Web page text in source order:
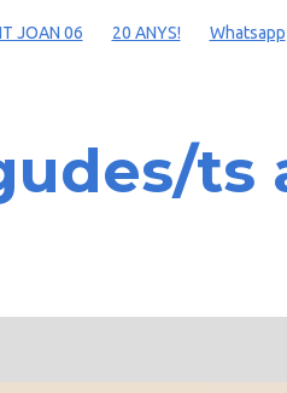
JOAN 06 20 ANYS! Whatsapp
ts